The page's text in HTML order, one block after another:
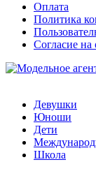
Оплата
Политика
Согласие
Девушки
Юноши
Дети
Школа